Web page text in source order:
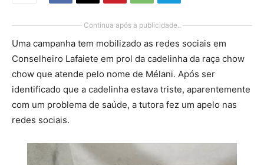
Continua após a publicidade..
Uma campanha tem mobilizado as redes sociais em
Conselheiro Lafaiete em prol da cadelinha da raça chow
chow que atende pelo nome de Mélani. Após ser
identificado que a cadelinha estava triste, aparentemente
com um problema de saúde, a tutora fez um apelo nas
redes sociais.